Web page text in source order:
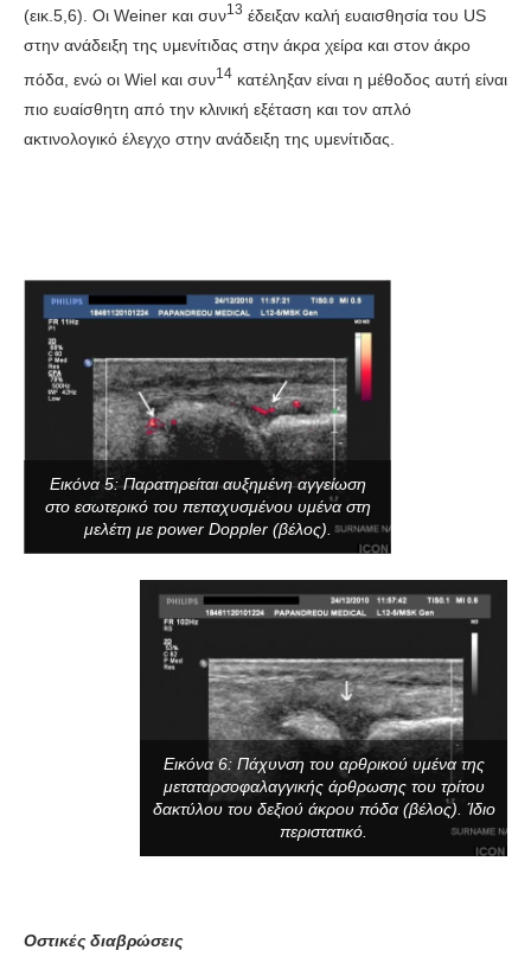
(εικ.5,6). Οι Weiner και συν13 έδειξαν καλή ευαισθησία του US
στην ανάδειξη της υμενίτιδας στην άκρα χείρα και στον άκρο
πόδα, ενώ οι Wiel και συν14 κατέληξαν είναι η μέθοδος αυτή είναι
πιο ευαίσθητη από την κλινική εξέταση και τον απλό
ακτινολογικό έλεγχο στην ανάδειξη της υμενίτιδας.
Εικόνα 5: Παρατηρείται αυξημένη αγγείωση
στο εσωτερικό του πεπαχυσμένου υμένα στη
μελέτη με power Doppler (βέλος).
Εικόνα 6: Πάχυνση του αρθρικού υμένα της
μεταταρσοφαλαγγικής άρθρωσης του τρίτου
δακτύλου του δεξιού άκρου πόδα (βέλος). Ίδιο
περιστατικό.
Οστικές διαβρώσεις